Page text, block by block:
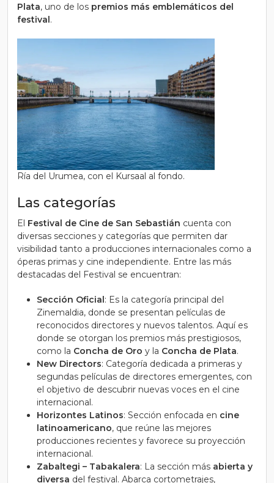
Plata, uno de los premios más emblemáticos del
festival.
Ría del Urumea, con el Kursaal al fondo.
Las categorías
El Festival de Cine de San Sebastián cuenta con
diversas secciones y categorías que permiten dar
visibilidad tanto a producciones internacionales como a
óperas primas y cine independiente. Entre las más
destacadas del Festival se encuentran:
Sección Oficial: Es la categoría principal del
Zinemaldia, donde se presentan películas de
reconocidos directores y nuevos talentos. Aquí es
donde se otorgan los premios más prestigiosos,
como la Concha de Oro y la Concha de Plata.
New Directors: Categoría dedicada a primeras y
segundas películas de directores emergentes, con
el objetivo de descubrir nuevas voces en el cine
internacional.
Horizontes Latinos: Sección enfocada en cine
latinoamericano, que reúne las mejores
producciones recientes y favorece su proyección
internacional.
Zabaltegi – Tabakalera: La sección más abierta y
diversa del festival. Abarca cortometrajes,